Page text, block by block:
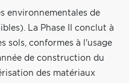
environnementales de
La Phase II conclut à
sols, conformes à l'usage
de construction du
des matériaux